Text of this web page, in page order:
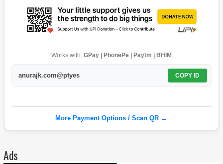
Works with: GPay | PhonePe | Paytm | BHIM
anurajk.com@ptyes COPY ID
More Payment Options / Scan QR →
Ads